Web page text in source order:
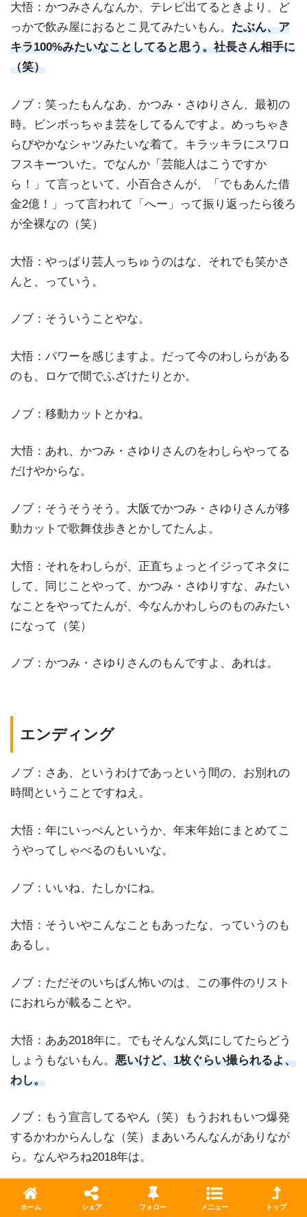
大悟：かつみさんなんか、テレビ出てるときより、ど
っかで飲み屋におるとこ見てみたいもん。 たぶん、ア
キラ100%みたいなことしてると思う。社長さん相手に
（笑）
ノブ：笑ったもんなあ、かつみ・さゆりさん、最初の
時。ビンボっちゃま芸をしてるんですよ。めっちゃき
らびやかなシャツみたいな着て。キラッキラにスワロ
フスキーついた。でなんか「芸能人はこうですか
ら！」て言っといて、小百合さんが、「でもあんた借
金2億！」って言われて「へー」って振り返ったら後ろ
が全裸なの（笑）
大悟：やっぱり芸人っちゅうのはな、それでも笑かさ
んと、っていう。
ノブ：そういうことやな。
大悟：パワーを感じますよ。だって今のわしらがある
のも、ロケで間でふざけたりとか。
ノブ：移動カットとかね。
大悟：あれ、かつみ・さゆりさんのをわしらやってる
だけやからな。
ノブ：そうそうそう。大阪でかつみ・さゆりさんが移
動カットで歌舞伎歩きとかしてたんよ。
大悟：それをわしらが、正直ちょっとイジってネタに
して、同じことやって、かつみ・さゆりすな、みたい
なことをやってたんが、今なんかわしらのものみたい
になって（笑）
ノブ：かつみ・さゆりさんのもんですよ、あれは。
エンディング
ノブ：さあ、というわけであっという間の、お別れの
時間ということですねえ。
大悟：年にいっぺんというか、年末年始にまとめてこ
うやってしゃべるのもいいな。
ノブ：いいね、たしかにね。
大悟：そういやこんなこともあったな、っていうのも
あるし。
ノブ：ただそのいちばん怖いのは、この事件のリスト
におれらが載ることや。
大悟：ああ2018年に。でもそんなん気にしてたらどう
しょうもないもん。 悪いけど、1枚ぐらい撮られるよ、
わし。
ノブ：もう宣言してるやん（笑）もうおれもいつ爆発
するかわからんしな（笑）まあいろんなんがありなが
ら。なんやろね2018年は。
大悟：だから今後はね、スポーツをね。
ホーム シェア フォロー メニュー トップ